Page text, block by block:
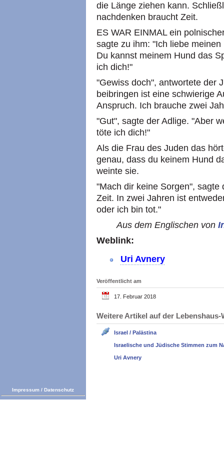
die Länge ziehen kann.
nachdenken braucht Zeit.
ES WAR EINMAL ein
sagte zu ihm: "Ich liebe
Du kannst meinem Hund das
ich dich!"
"Gewiss doch", antwortete der
beibringen ist eine schwierige
Anspruch. Ich brauche zwei
"Gut", sagte der Adlige. "Aber
töte ich dich!"
Als die Frau des Juden das
genau, dass du keinem Hund
weinte sie.
"Mach dir keine Sorgen",
Zeit. In zwei Jahren ist
oder ich bin tot."
Aus dem Englischen von
Weblink:
Uri Avnery
Veröffentlicht am
17. Februar 2018
Weitere Artikel auf der
Israel / Palästina
Israelische und Jüdische Stimmen zum
Uri Avnery
Impressum / Datenschutz